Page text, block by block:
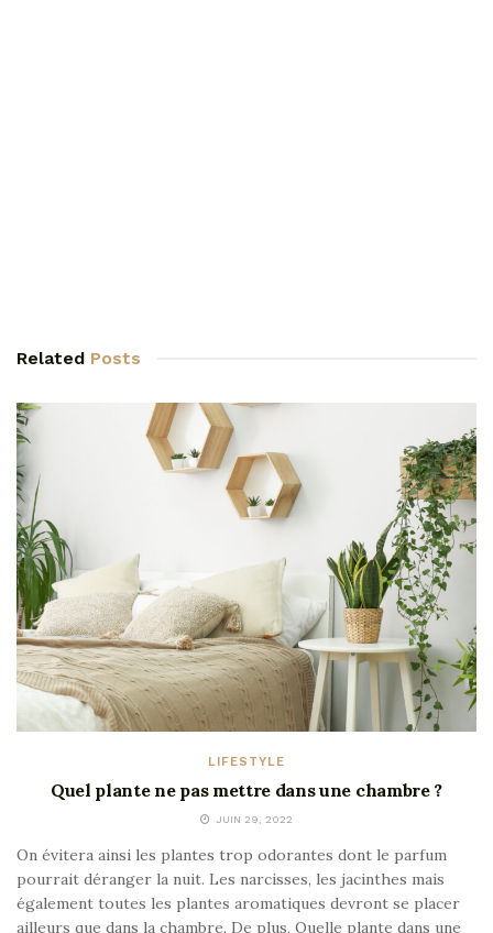
Related Posts
LIFESTYLE
Quel plante ne pas mettre dans une chambre ?
JUIN 29, 2022
On évitera ainsi les plantes trop odorantes dont le parfum
pourrait déranger la nuit. Les narcisses, les jacinthes mais
également toutes les plantes aromatiques devront se placer
ailleurs que dans la chambre. De plus, Quelle plante dans une